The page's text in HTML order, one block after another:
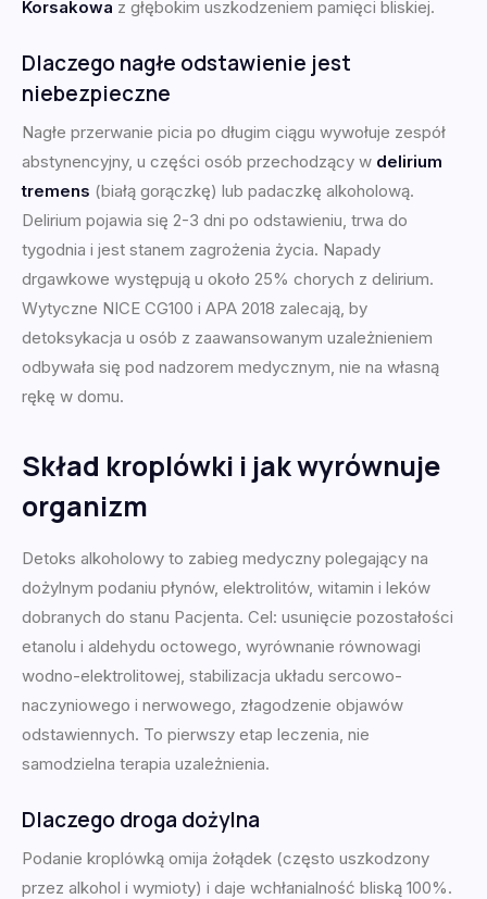
Korsakowa z głębokim uszkodzeniem pamięci bliskiej.
Dlaczego nagłe odstawienie jest
niebezpieczne
Nagłe przerwanie picia po długim ciągu wywołuje zespół
abstynencyjny, u części osób przechodzący w delirium
tremens (białą gorączkę) lub padaczkę alkoholową.
Delirium pojawia się 2-3 dni po odstawieniu, trwa do
tygodnia i jest stanem zagrożenia życia. Napady
drgawkowe występują u około 25% chorych z delirium.
Wytyczne NICE CG100 i APA 2018 zalecają, by
detoksykacja u osób z zaawansowanym uzależnieniem
odbywała się pod nadzorem medycznym, nie na własną
rękę w domu.
Skład kroplówki i jak wyrównuje
organizm
Detoks alkoholowy to zabieg medyczny polegający na
dożylnym podaniu płynów, elektrolitów, witamin i leków
dobranych do stanu Pacjenta. Cel: usunięcie pozostałości
etanolu i aldehydu octowego, wyrównanie równowagi
wodno-elektrolitowej, stabilizacja układu sercowo-
naczyniowego i nerwowego, złagodzenie objawów
odstawiennych. To pierwszy etap leczenia, nie
samodzielna terapia uzależnienia.
Dlaczego droga dożylna
Podanie kroplówką omija żołądek (często uszkodzony
przez alkohol i wymioty) i daje wchłanialność bliską 100%.